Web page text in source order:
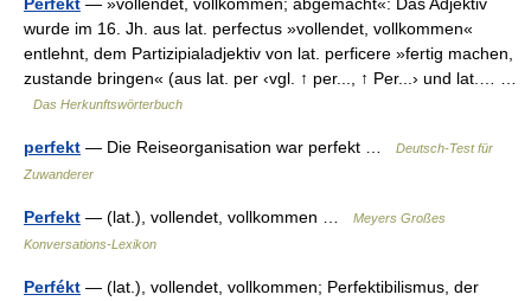
wurde im 16. Jh. aus lat. perfectus »vollendet, vollkommen«
entlehnt, dem Partizipialadjektiv von lat. perficere »fertig machen,
zustande bringen« (aus lat. per ‹vgl. ↑ per..., ↑ Per...› und lat.… …
Das Herkunftswörterbuch
perfekt — Die Reiseorganisation war perfekt …
Deutsch-Test für
Zuwanderer
Perfekt — (lat.), vollendet, vollkommen …
Meyers Großes
Konversations-Lexikon
Perfékt — (lat.), vollendet, vollkommen; Perfektibilismus, der